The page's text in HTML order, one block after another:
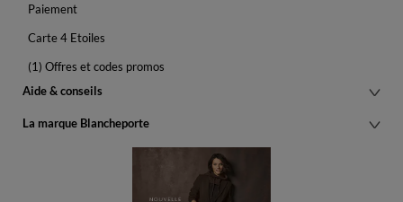
Paiement
Carte 4 Etoiles
(1) Offres et codes promos
Aide & conseils
La marque Blancheporte